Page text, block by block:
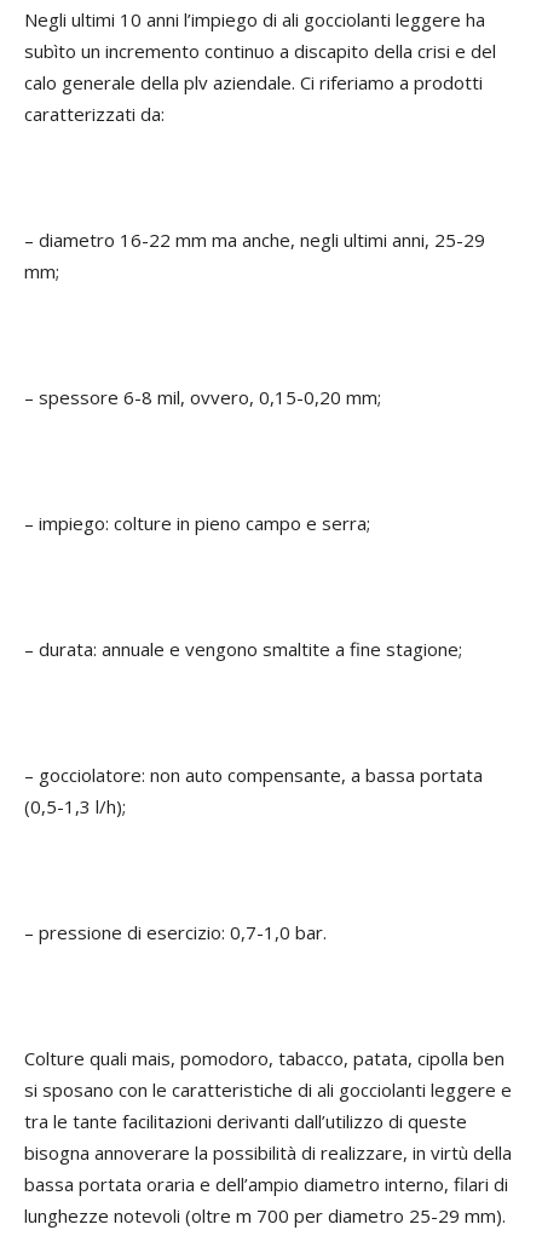
Negli ultimi 10 anni l’impiego di ali gocciolanti leggere ha
subìto un incremento continuo a discapito della crisi e del
calo generale della plv aziendale. Ci riferiamo a prodotti
caratterizzati da:
– diametro 16-22 mm ma anche, negli ultimi anni, 25-29
mm;
– spessore 6-8 mil, ovvero, 0,15-0,20 mm;
– impiego: colture in pieno campo e serra;
– durata: annuale e vengono smaltite a fine stagione;
– gocciolatore: non auto compensante, a bassa portata
(0,5-1,3 l/h);
– pressione di esercizio: 0,7-1,0 bar.
Colture quali mais, pomodoro, tabacco, patata, cipolla ben
si sposano con le caratteristiche di ali gocciolanti leggere e
tra le tante facilitazioni derivanti dall’utilizzo di queste
bisogna annoverare la possibilità di realizzare, in virtù della
bassa portata oraria e dell’ampio diametro interno, filari di
lunghezze notevoli (oltre m 700 per diametro 25-29 mm).